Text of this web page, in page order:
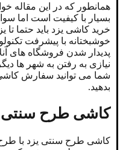
همانطور که در این مقاله
بسیار با کیفیت است اما
خرید کاشی یزد باید حتما
خوشبختانه با پیشرفت
پدیدار شدن فروشگاه های
نیازی به رفتن به شهر ها
شما می توانید سفارش
بدهید.
کاشی طرح سنتی
کاشی طرح سنتی یزد با